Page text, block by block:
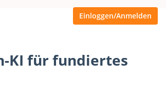
Einloggen/Anmelden
KI für fundiertes